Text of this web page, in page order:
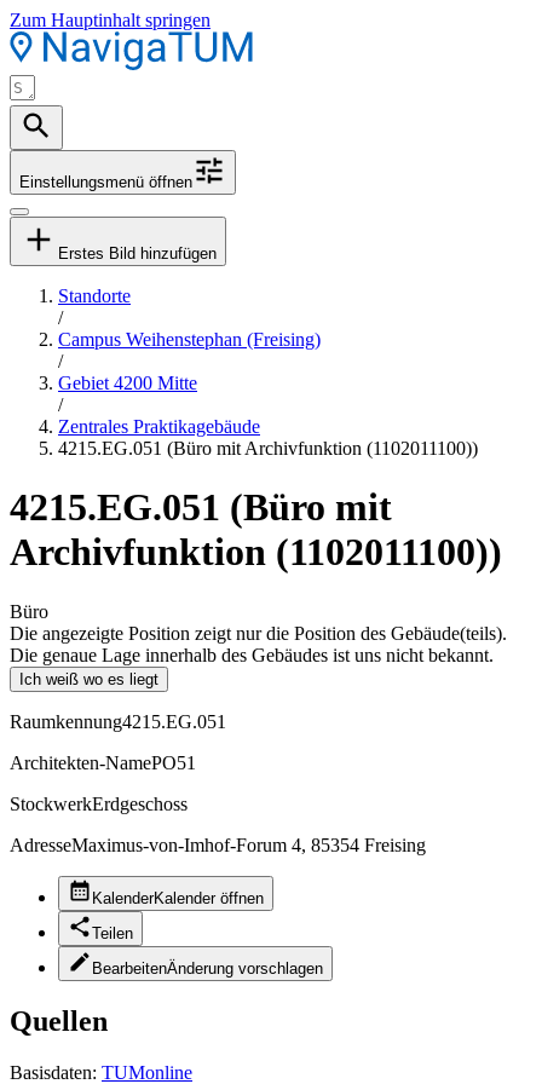
Zum Hauptinhalt springen
Einstellungsmenü öffnen
Erstes Bild hinzufügen
Standorte
/
Campus Weihenstephan (Freising)
/
Gebiet 4200 Mitte
/
Zentrales Praktikagebäude
4215.EG.051 (Büro mit Archivfunktion (1102011100))
4215.EG.051 (Büro mit
Archivfunktion (1102011100))
Büro
Die angezeigte Position zeigt nur die Position des Gebäude(teils).
Die genaue Lage innerhalb des Gebäudes ist uns nicht bekannt.
Ich weiß wo es liegt
Raumkennung4215.EG.051
Architekten-NamePO51
StockwerkErdgeschoss
AdresseMaximus-von-Imhof-Forum 4, 85354 Freising
KalenderKalender öffnen
Teilen
BearbeitenÄnderung vorschlagen
Quellen
Basisdaten: TUMonline